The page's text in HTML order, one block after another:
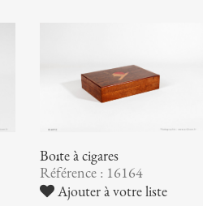
Boîte à cigares
Référence : 16164
Ajouter à votre liste